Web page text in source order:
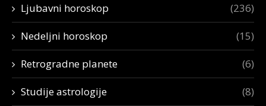
Ljubavni horoskop (236)
Nedeljni horoskop (15)
Retrogradne planete (6)
Studije astrologije (8)